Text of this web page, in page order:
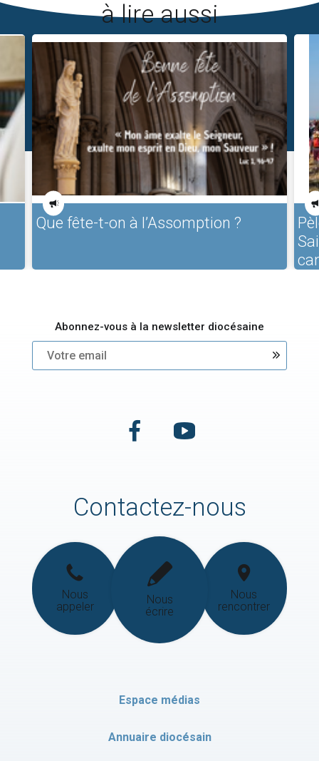
à lire aussi
Que fête-t-on à l’Assomption ?
Abonnez-vous à la newsletter diocésaine
Contactez-nous
Nous
appeler
Nous
écrire
Nous
rencontrer
Espace médias
Annuaire diocésain